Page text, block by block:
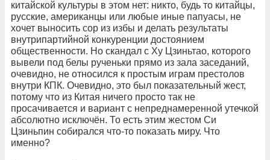
китайской культуры в этом нет: никто, будь то китайцы,
русские, американцы или любые иные папуасы, не
хочет выносить сор из избы и делать результаты
внутрипартийной конкуренции достоянием
общественности. Но скандал с Ху Цзиньтао, которого
вывели под белы рученьки прямо из зала заседаний,
очевидно, не относился к простым играм престолов
внутри КПК. Очевидно, это был показательный жест,
потому что из Китая ничего просто так не
просачивается и вариант с непреднамеренной утечкой
абсолютно исключён. То есть этим жестом Си
Цзиньпин собирался что-то показать миру. Что
именно?